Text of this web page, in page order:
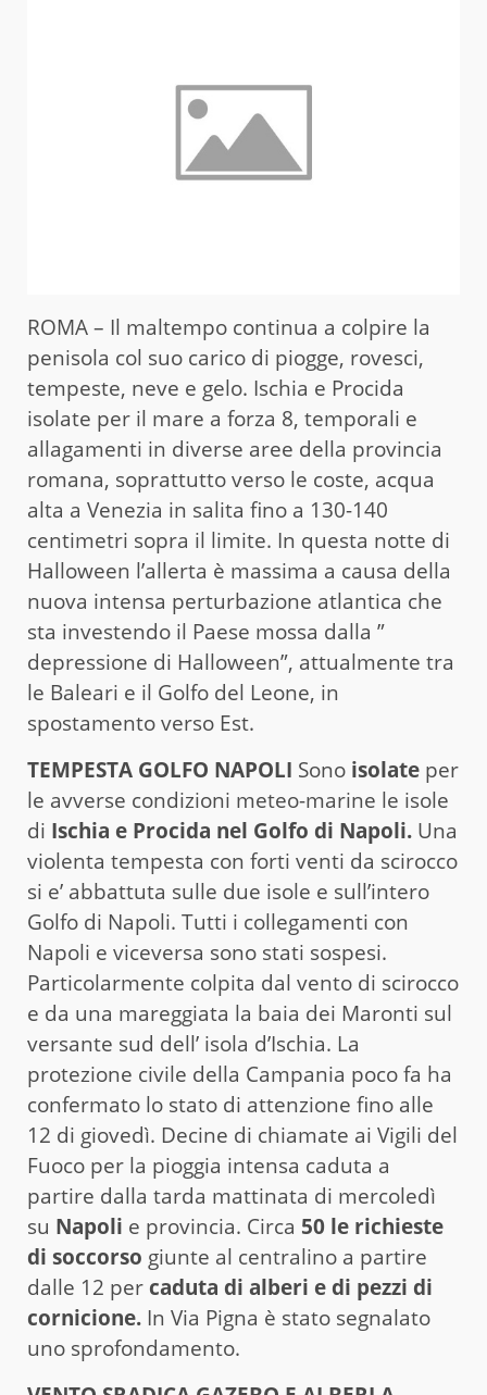
ROMA – Il maltempo continua a colpire la
penisola col suo carico di piogge, rovesci,
tempeste, neve e gelo. Ischia e Procida
isolate per il mare a forza 8, temporali e
allagamenti in diverse aree della provincia
romana, soprattutto verso le coste, acqua
alta a Venezia in salita fino a 130-140
centimetri sopra il limite. In questa notte di
Halloween l’allerta è massima a causa della
nuova intensa perturbazione atlantica che
sta investendo il Paese mossa dalla ”
depressione di Halloween”, attualmente tra
le Baleari e il Golfo del Leone, in
spostamento verso Est.
TEMPESTA GOLFO NAPOLI Sono isolate per
le avverse condizioni meteo-marine le isole
di Ischia e Procida nel Golfo di Napoli. Una
violenta tempesta con forti venti da scirocco
si e’ abbattuta sulle due isole e sull’intero
Golfo di Napoli. Tutti i collegamenti con
Napoli e viceversa sono stati sospesi.
Particolarmente colpita dal vento di scirocco
e da una mareggiata la baia dei Maronti sul
versante sud dell’ isola d’Ischia. La
protezione civile della Campania poco fa ha
confermato lo stato di attenzione fino alle
12 di giovedì. Decine di chiamate ai Vigili del
Fuoco per la pioggia intensa caduta a
partire dalla tarda mattinata di mercoledì
su Napoli e provincia. Circa 50 le richieste
di soccorso giunte al centralino a partire
dalle 12 per caduta di alberi e di pezzi di
cornicione. In Via Pigna è stato segnalato
uno sprofondamento.